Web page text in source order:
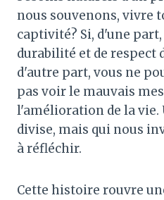
nous souvenons, vivre
captivité? Si, d'une
durabilité et de respect
d'autre part, vous ne
pas voir le mauvais
l'amélioration de la vie.
divise, mais qui nous
à réfléchir.
Cette histoire rouvre